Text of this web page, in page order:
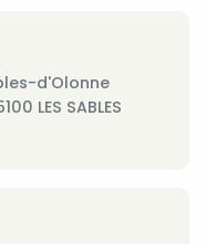
d'Olonne
LES SABLES